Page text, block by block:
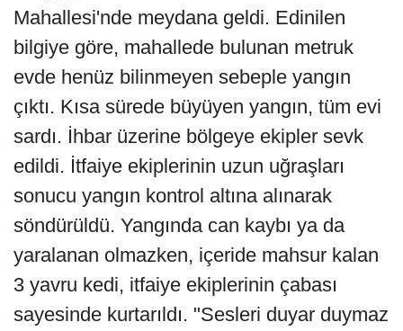
Mahallesi'nde meydana geldi. Edinilen
bilgiye göre, mahallede bulunan metruk
evde henüz bilinmeyen sebeple yangın
çıktı. Kısa sürede büyüyen yangın, tüm evi
sardı. İhbar üzerine bölgeye ekipler sevk
edildi. İtfaiye ekiplerinin uzun uğraşları
sonucu yangın kontrol altına alınarak
söndürüldü. Yangında can kaybı ya da
yaralanan olmazken, içeride mahsur kalan
3 yavru kedi, itfaiye ekiplerinin çabası
sayesinde kurtarıldı. "Sesleri duyar duymaz